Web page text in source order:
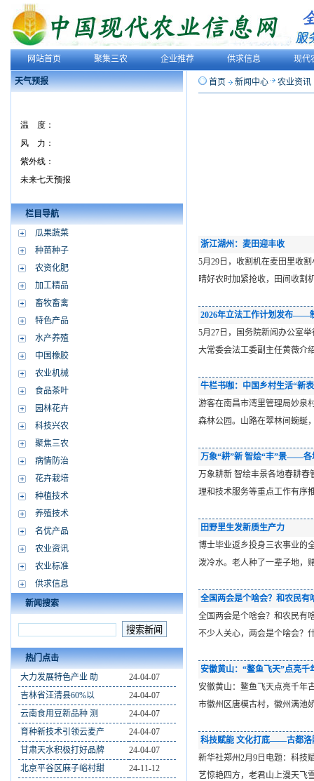
网站首页 聚集三农 企业推荐 供求信息 现代
天气预报
栏目导航
瓜果蔬菜
种苗种子
农资化肥
加工精品
畜牧畜禽
特色产品
水产养殖
中国橡胶
农业机械
食品茶叶
园林花卉
科技兴农
聚焦三农
病情防治
花卉栽培
种植技术
养殖技术
名优产品
农业资讯
农业标准
供求信息
新闻搜索
热门点击
大力发展特色产业 助
24-04-07
吉林省汪清县60%以
24-04-07
云南食用豆新品种 测
24-04-07
育种新技术引领云麦产
24-04-07
甘肃天水积极打好品牌
24-04-07
北京平谷区麻子峪村甜
24-11-12
首页 新闻中心 农业资讯
浙江湖州：麦田迎丰收
5月29日，收割机在麦田里收
晴好农时加紧抢收，田间收割
2026年立法工作计划发布——
5月27日，国务院新闻办公室
大常委会法工委副主任黄薇介
牛栏书咖：中国乡村生活“新
游客在南昌市湾里管理局妙泉
森林公园。山路在翠林间蜿蜒
万象“耕”新 智绘“丰”景——各
万象耕新 智绘丰景各地春耕
理和技术服务等重点工作有
田野里生发新质生产力
博士毕业返乡投身三农事业的
泼冷水。老人种了一辈子地，
全国两会是个啥会？和农民有
全国两会是个啥会？和农民有
不少人关心，两会是个啥会？
安徽黄山：“鳌鱼飞天”点亮千
安徽黄山：鳌鱼飞天点亮千年
市徽州区唐模古村，徽州满池
科技赋能 文化打底——古都洛
新华社郑州2月9日电题：科
艺惊艳四方，老君山上漫天飞